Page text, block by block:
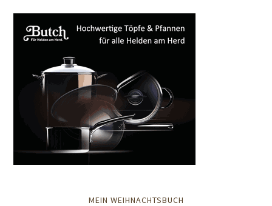
MEIN WEIHNACHTSBUCH